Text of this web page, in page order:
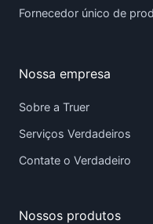
Fornecedor único de
Nossa empresa
Sobre a Truer
Serviços Verdadeiros
Contate o Verdadeiro
Nossos produtos